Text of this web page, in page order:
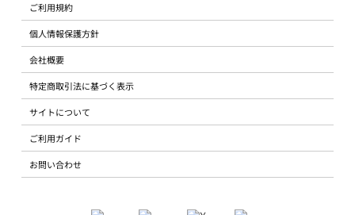
ご利用規約
個人情報保護方針
会社概要
特定商取引法に基づく表示
サイトについて
ご利用ガイド
お問い合わせ